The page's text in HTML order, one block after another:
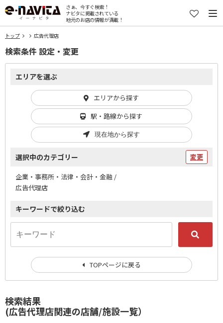
さぁ、今すぐ検索！
ナビタに掲載されている
地元のお店の情報が満載！
トップ 広告代理店
検索結果
(広告代理店関連の店舗/施設一覧）
検索条件 設定・変更
エリアを選ぶ
エリアから探す
駅・路線から探す
現在地から探す
選択中のカテゴリー 変更
企業・事務所・法律・会計・金融 /
広告代理店
キーワードで絞り込む
TOPページに戻る